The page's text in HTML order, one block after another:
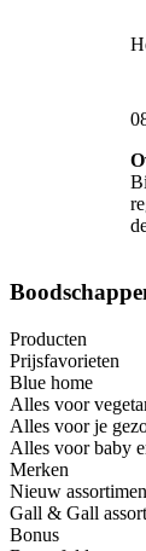
Producten
Prijsfavorieten
Blue home
Alles voor
Alles voor je
Alles voor baby
Merken
Nieuw
Gall & Gall
Bonus